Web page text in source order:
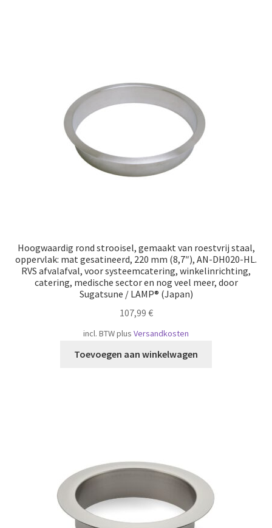
Hoogwaardig rond strooisel, gemaakt van roestvrij staal,
oppervlak: mat gesatineerd, 220 mm (8,7″), AN-DH020-HL.
RVS afvalafval, voor systeemcatering, winkelinrichting,
catering, medische sector en nog veel meer, door
Sugatsune / LAMP® (Japan)
107,99 €
incl. BTWplus Versandkosten
Toevoegen aan winkelwagen